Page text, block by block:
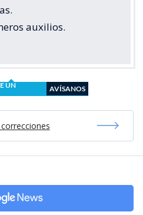
auxilios.
UN
AVÍSANOS